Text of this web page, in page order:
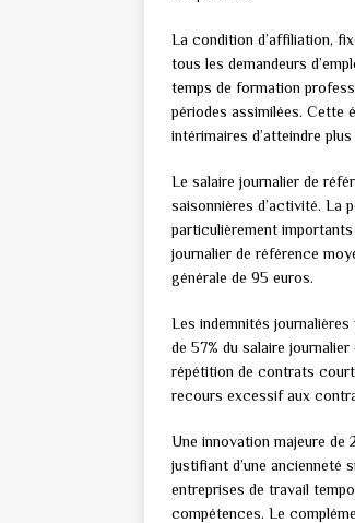
La condition d’affiliation,
tous les demandeurs
temps de formation
périodes assimilées. Cette
intérimaires d’atteindre
Le salaire journalier de
saisonnières d’activité. La
particulièrement
journalier de référence
générale de 95 euros.
Les indemnités
de 57% du salaire
répétition de contrats
recours excessif aux
Une innovation majeure de
justifiant d’une ancienneté
entreprises de travail
compétences. Le